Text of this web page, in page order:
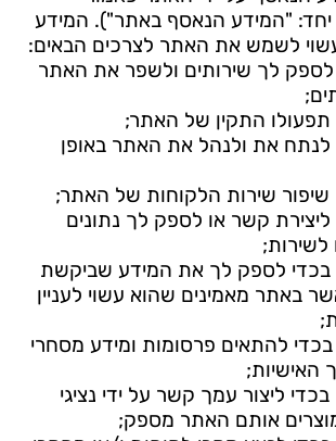
יחד: "המידע הנאסף באתר"). המידע
לשמש את האתר לצרכים הבאים:
לספק לך שירותים ולשפר את האתר
תפעולו התקין של האתר;
לנתח את ולנהל את האתר באופן
שיפור שירות הלקוחות של האתר;
ליצירת קשר או לספק לך נתונים
בכדי לספק לך את המידע שביקשת
באתר מאמינים שהוא עשוי לעניין
בכדי להתאים פרסומות ומידע מסחרי
האישיות;
בכדי ליצור עמך קשר על ידי נציגי
אותם האתר מספק;